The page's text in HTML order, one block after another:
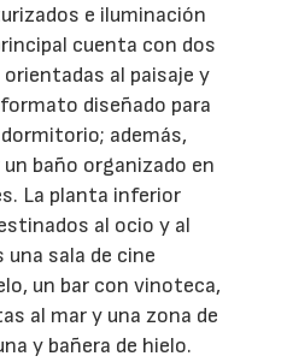
e iluminación
cuenta con dos
al paisaje y
diseñado para
además,
baño organizado en
La planta inferior
al ocio y al
sala de cine
un bar con vinoteca,
al mar y una zona de
y bañera de hielo.